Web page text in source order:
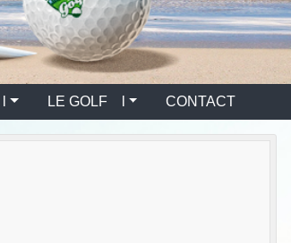
LE GOLF l CONTACT